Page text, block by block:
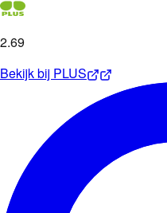
2.69
Bekijk bij PLUS